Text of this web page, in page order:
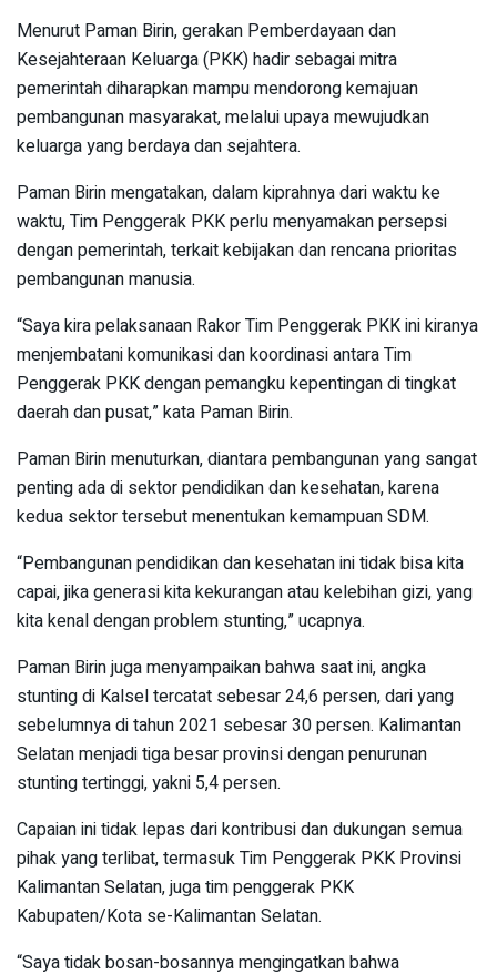
Menurut Paman Birin, gerakan Pemberdayaan dan
Kesejahteraan Keluarga (PKK) hadir sebagai mitra
pemerintah diharapkan mampu mendorong kemajuan
pembangunan masyarakat, melalui upaya mewujudkan
keluarga yang berdaya dan sejahtera.
Paman Birin mengatakan, dalam kiprahnya dari waktu ke
waktu, Tim Penggerak PKK perlu menyamakan persepsi
dengan pemerintah, terkait kebijakan dan rencana prioritas
pembangunan manusia.
“Saya kira pelaksanaan Rakor Tim Penggerak PKK ini kiranya
menjembatani komunikasi dan koordinasi antara Tim
Penggerak PKK dengan pemangku kepentingan di tingkat
daerah dan pusat,” kata Paman Birin.
Paman Birin menuturkan, diantara pembangunan yang sangat
penting ada di sektor pendidikan dan kesehatan, karena
kedua sektor tersebut menentukan kemampuan SDM.
“Pembangunan pendidikan dan kesehatan ini tidak bisa kita
capai, jika generasi kita kekurangan atau kelebihan gizi, yang
kita kenal dengan problem stunting,” ucapnya.
Paman Birin juga menyampaikan bahwa saat ini, angka
stunting di Kalsel tercatat sebesar 24,6 persen, dari yang
sebelumnya di tahun 2021 sebesar 30 persen. Kalimantan
Selatan menjadi tiga besar provinsi dengan penurunan
stunting tertinggi, yakni 5,4 persen.
Capaian ini tidak lepas dari kontribusi dan dukungan semua
pihak yang terlibat, termasuk Tim Penggerak PKK Provinsi
Kalimantan Selatan, juga tim penggerak PKK
Kabupaten/Kota se-Kalimantan Selatan.
“Saya tidak bosan-bosannya mengingatkan bahwa